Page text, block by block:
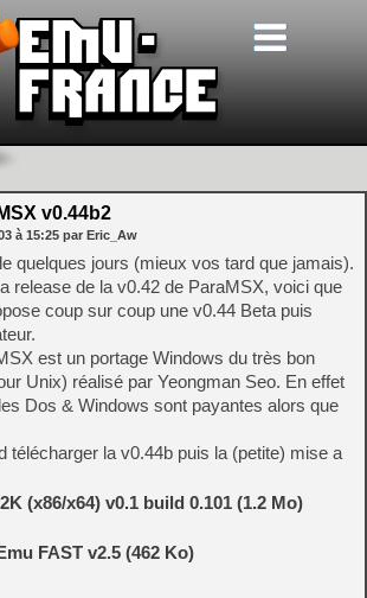
v0.44b2
à 15:25 par Eric_Aw
quelques jours (mieux vos tard que jamais).
release de la v0.42 de ParaMSX, voici que
coup sur coup une v0.44 Beta puis
est un portage Windows du très bon
Unix) réalisé par Yeongman Seo. En effet
Dos & Windows sont payantes alors que
télécharger la v0.44b puis la (petite) mise a
(x86/x64) v0.1 build 0.101 (1.2 Mo)
FAST v2.5 (462 Ko)